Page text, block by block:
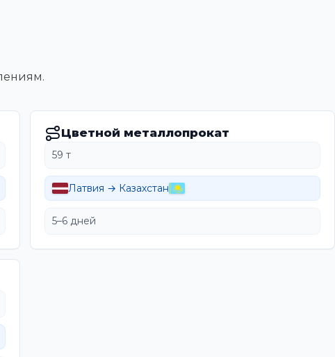
Цветной металлопрокат
59 т
Латвия → Казахстан
5–6 дней